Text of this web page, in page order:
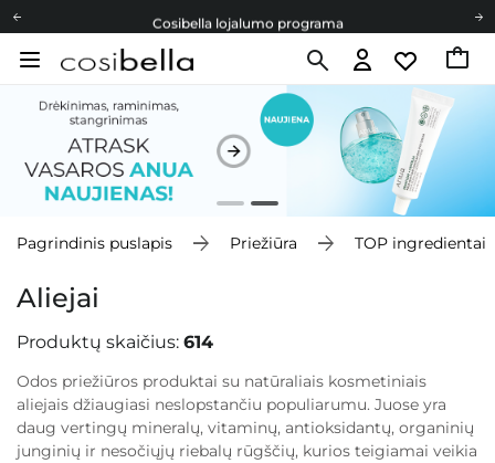
Cosibella lojalumo programa
Nemokamas pristatymas nuo 40,00 €
Cosibella lojalumo programa
Nemokamas pristatymas nuo 40,00 €
Dovanų Kortelės
Pagrindinis puslapis Priežiūra TOP ingredientai
Aliejai
Produktų skaičius: 614
Odos priežiūros produktai su natūraliais kosmetiniais
aliejais džiaugiasi neslopstančiu populiarumu. Juose yra
daug vertingų mineralų, vitaminų, antioksidantų, organinių
junginių ir nesočiųjų riebalų rūgščių, kurios teigiamai veikia